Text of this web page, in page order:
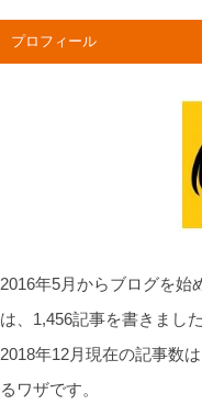
プロフィール
2016年5月からブログを始
は、1,456記事を書きました
2018年12月現在の記事数
るワザです。